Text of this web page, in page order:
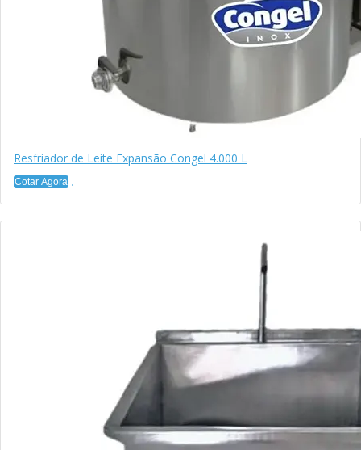
Resfriador de Leite Expansão Congel 4.000 L
Cotar Agora